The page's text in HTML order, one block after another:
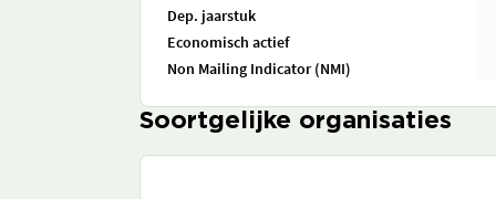
Dep. jaarstuk
Economisch actief
Non Mailing Indicator (NMI)
Soortgelijke organisaties